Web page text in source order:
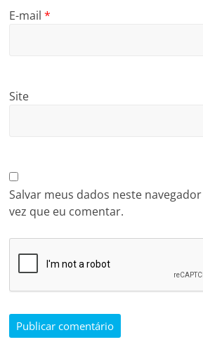
E-mail*
Site
Salvar meus dados neste
vez que eu comentar.